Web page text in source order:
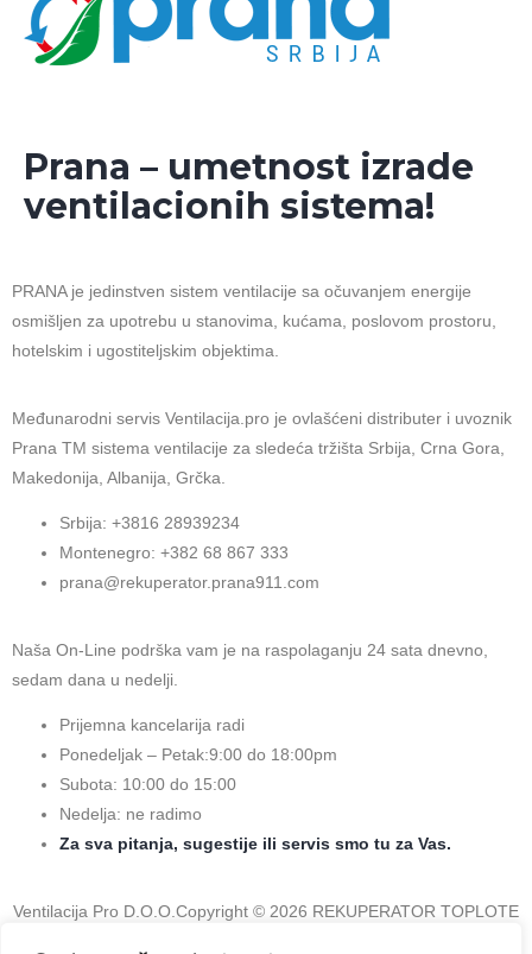
Prana – umetnost izrade
ventilacionih sistema!
PRANA je jedinstven sistem ventilacije sa očuvanjem energije
osmišljen za upotrebu u stanovima, kućama, poslovom prostoru,
hotelskim i ugostiteljskim objektima.
Međunarodni servis Ventilacija.pro je ovlašćeni distributer i uvoznik
Prana TM sistema ventilacije za sledeća tržišta Srbija, Crna Gora,
Makedonija, Albanija, Grčka.
Srbija: +3816 28939234
Montenegro: +382 68 867 333
prana@rekuperator.prana911.com
Naša On-Line podrška vam je na raspolaganju 24 sata dnevno,
sedam dana u nedelji.
Prijemna kancelarija radi
Ponedeljak – Petak:9:00 do 18:00pm
Subota: 10:00 do 15:00
Nedelja: ne radimo
Za sva pitanja, sugestije ili servis smo tu za Vas.
Ventilacija Pro D.O.O.Copyright © 2026 REKUPERATOR TOPLOTE